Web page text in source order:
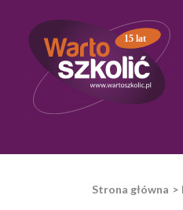
15 lat
Strona główna